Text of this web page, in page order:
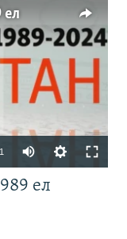
ел
available
ел